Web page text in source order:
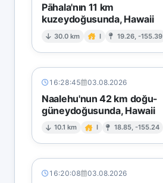
Pāhala'nın 11 km
kuzeydoğusunda, Hawaii
30.0 km I 19.26, -155.39
16:28:45 03.08.2026
Naalehu'nun 42 km doğu-
güneydoğusunda, Hawaii
10.1 km I 18.85, -155.24
16:20:08 03.08.2026